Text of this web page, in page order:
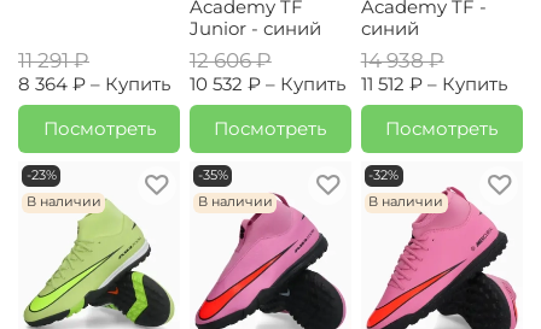
11 291 ₽
8 364 ₽ – Купить
Посмотреть
Academy TF
Junior - синий
12 606 ₽
10 532 ₽ – Купить
Посмотреть
Academy TF -
синий
14 938 ₽
11 512 ₽ – Купить
Посмотреть
-23%
В наличии
-35%
В наличии
-32%
В наличии